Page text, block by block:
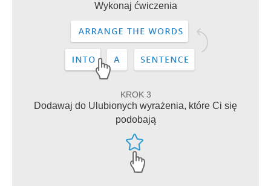
Wykonaj ćwiczenia
KROK 3
Dodawaj do Ulubionych wyrażenia, które Ci się
podobają